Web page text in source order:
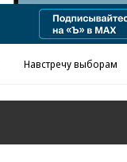
Навстречу выборам